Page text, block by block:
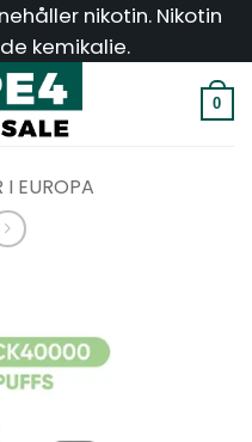
nikotin. Nikotin
kemikalie.
0
I EUROPA